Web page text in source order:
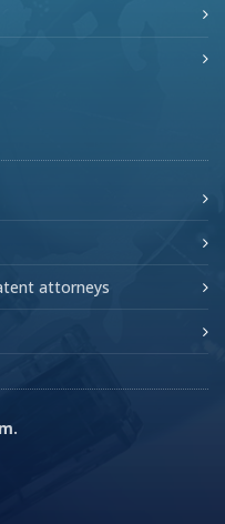
attorneys